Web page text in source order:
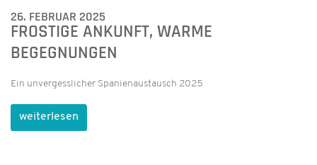
26. FEBRUAR 2025
FROSTIGE ANKUNFT, WARME
BEGEGNUNGEN
Ein unvergesslicher Spanienaustausch 2025
weiterlesen